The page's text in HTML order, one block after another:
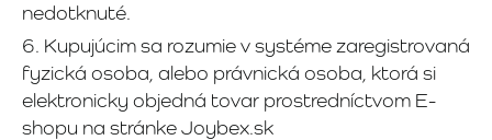
nedotknuté.
6. Kupujúcim sa rozumie v systéme zaregistrovaná
fyzická osoba, alebo právnická osoba, ktorá si
elektronicky objedná tovar prostredníctvom E-
shopu na stránke Joybex.sk